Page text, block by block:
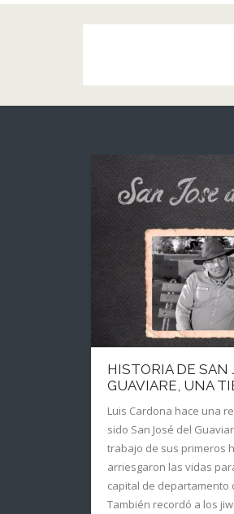
HISTORIA DE SAN
GUAVIARE, UNA
Luis Cardona hace una
sido San José del
trabajo de sus primeros
arriesgaron las vidas
capital de departamento
También recordó a los